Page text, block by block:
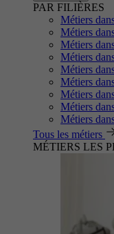
PAR FILIÈRES
Métiers
Métiers
Métiers
Métiers
Métiers
Métiers
Métiers
Métiers
Métiers
Tous les métiers
MÉTIERS LES